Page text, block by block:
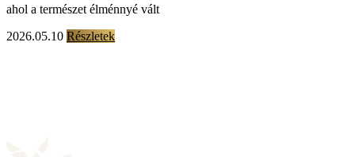
ahol a természet élménnyé vált
2026.05.10 Részletek